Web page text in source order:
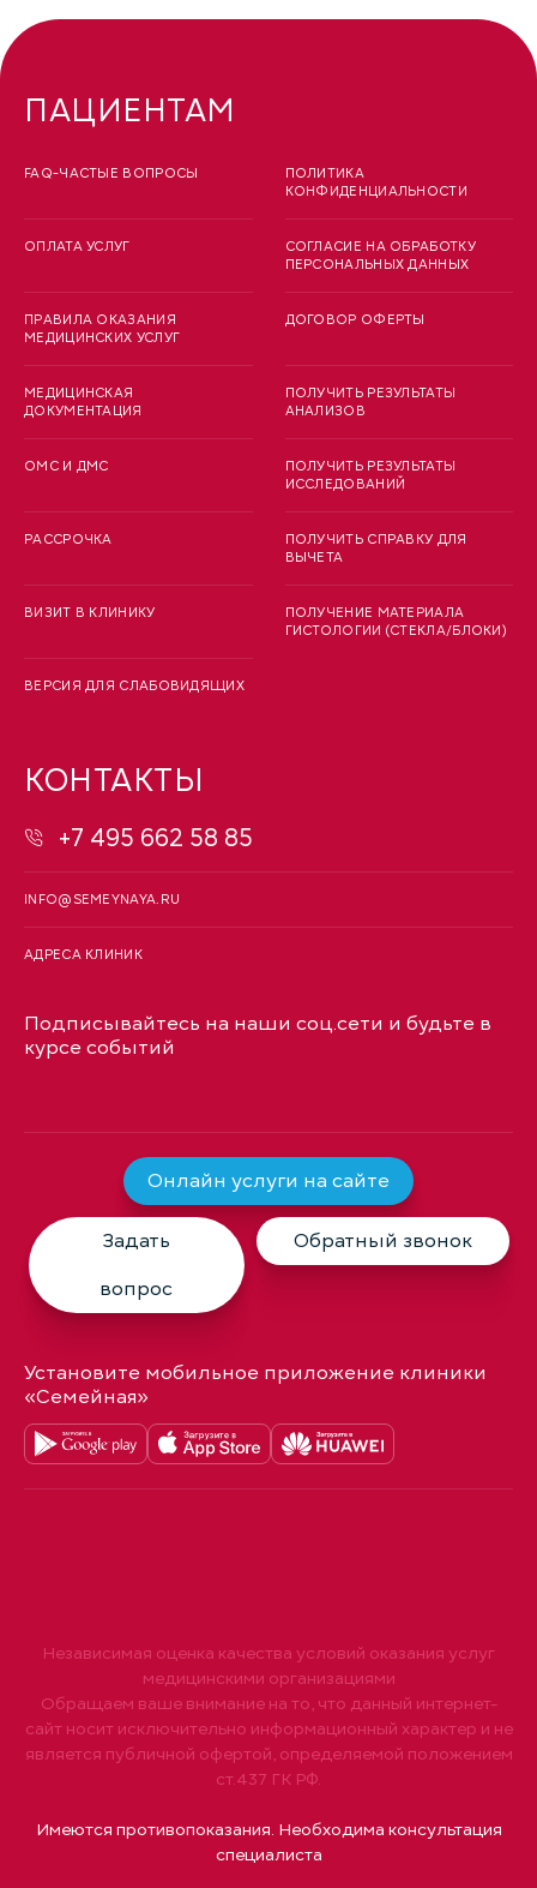
ПАЦИЕНТАМ
FAQ-ЧАСТЫЕ ВОПРОСЫ
ОПЛАТА УСЛУГ
ПРАВИЛА ОКАЗАНИЯ
МЕДИЦИНСКИХ УСЛУГ
МЕДИЦИНСКАЯ
ДОКУМЕНТАЦИЯ
ОМС И ДМС
РАССРОЧКА
ВИЗИТ В КЛИНИКУ
ВЕРСИЯ ДЛЯ СЛАБОВИДЯЩИХ
ПОЛИТИКА
КОНФИДЕНЦИАЛЬНОСТИ
СОГЛАСИЕ НА ОБРАБОТКУ
ПЕРСОНАЛЬНЫХ ДАННЫХ
ДОГОВОР ОФЕРТЫ
ПОЛУЧИТЬ РЕЗУЛЬТАТЫ
АНАЛИЗОВ
ПОЛУЧИТЬ РЕЗУЛЬТАТЫ
ИССЛЕДОВАНИЙ
ПОЛУЧИТЬ СПРАВКУ ДЛЯ
ВЫЧЕТА
ПОЛУЧЕНИЕ МАТЕРИАЛА
ГИСТОЛОГИИ (СТЕКЛА/БЛОКИ)
КОНТАКТЫ
+7 495 662 58 85
INFO@SEMEYNAYA.RU
АДРЕСА КЛИНИК
Подписывайтесь на наши соц.сети и будьте в
курсе событий
Онлайн услуги на сайте
Задать
вопрос
Обратный звонок
Установите мобильное приложение клиники
«Семейная»
Независимая оценка качества условий оказания услуг
медицинскими организациями
Обращаем ваше внимание на то, что данный интернет-
сайт носит исключительно информационный характер и не
является публичной офертой, определяемой положением
ст.437 ГК РФ.
Имеются противопоказания. Необходима консультация
специалиста